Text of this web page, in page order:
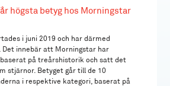
högsta betyg hos Morningstar
i juni 2019 och har därmed
Det innebär att Morningstar har
på treårshistorik och satt det
stjärnor. Betyget går till de 10
i respektive kategori, baserat på